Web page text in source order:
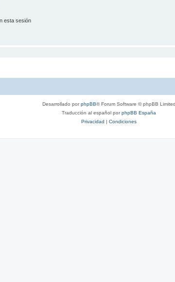
esta sesión
Desarrollado porphpBB® Forum Software © phpBB Limited
Traducción al español porphpBB España
Privacidad | Condiciones